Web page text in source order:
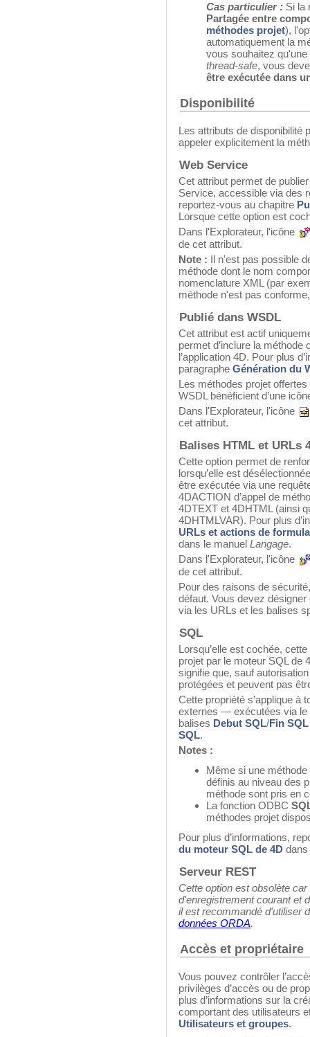
Cas particulier : Si la
Partagée entre
méthodes projet),
automatiquement la
vous souhaitez
thread-safe, vous
être exécutée dans
Disponibilité
Les attributs de disponibilité
appeler explicitement la
Web Service
Cet attribut permet de
Service, accessible via des
reportez-vous au chapitre
Lorsque cette option est
Dans l'Explorateur, l'icône
de cet attribut.
Note : Il n'est pas possible
méthode dont le nom
nomenclature XML (par
méthode n'est pas
Publié dans WSDL
Cet attribut est actif
permet d’inclure la méthode
l’application 4D. Pour plus
paragraphe Génération du
Les méthodes projet
WSDL bénéficient d’une
Dans l'Explorateur, l'icône
cet attribut.
Balises HTML et URLs
Cette option permet de
lorsqu’elle est
être exécutée via une
4DACTION d’appel de
4DTEXT et 4DHTML (ainsi
4DHTMLVAR). Pour plus
URLs et actions de
dans le manuel Langage.
Dans l'Explorateur, l'icône
de cet attribut.
Pour des raisons de
défaut. Vous devez
via les URLs et les balises
SQL
Lorsqu’elle est cochée,
projet par le moteur SQL de
signifie que, sauf
protégées et peuvent pas
Cette propriété s’applique à
externes — exécutées via le
balises Debut SQL/Fin SQL
SQL.
Notes :
Même si une méthode
définis au niveau des
méthode sont pris en
La fonction ODBC
méthodes projet
Pour plus d’informations,
du moteur SQL de 4D dans
Serveur REST
Cette option est obsolète
d'enregistrement courant et
il est recommandé d'utiliser
données ORDA.
Accès et propriétaire
Vous pouvez contrôler
privilèges d’accès ou de
plus d’informations sur la
comportant des utilisateurs
Utilisateurs et groupes.